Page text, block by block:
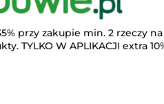
przy zakupie min. 2 rzeczy
TYLKO W APLIKACJI extra